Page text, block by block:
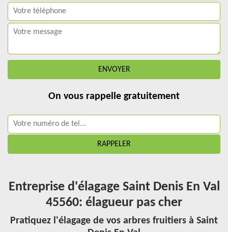
On vous rappelle gratuitement
Entreprise d'élagage Saint Denis En Val
45560: élagueur pas cher
Pratiquez l'élagage de vos arbres fruitiers à Saint